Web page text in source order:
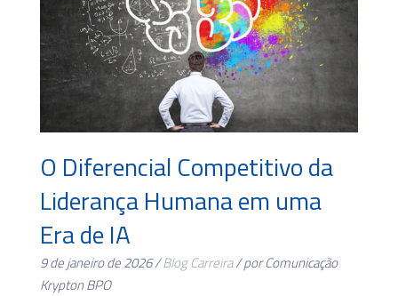
O Diferencial Competitivo da
Liderança Humana em uma
Era de IA
9 de janeiro de 2026 /Blog Carreira/ por Comunicação
Krypton BPO